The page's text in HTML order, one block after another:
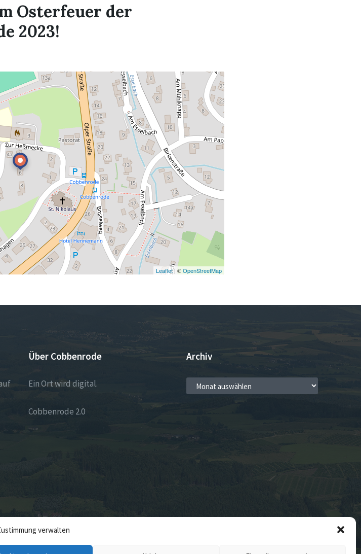
verwalten
Osterfeuer der
2023!
Leaflet| ©OpenStreetMap
Über Cobbenrode
Ein Ort wird digital.
Cobbenrode 2.0
Archiv
ARCHIV